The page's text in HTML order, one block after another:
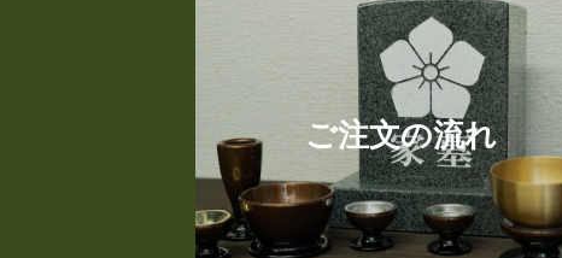
ご注文の流れ